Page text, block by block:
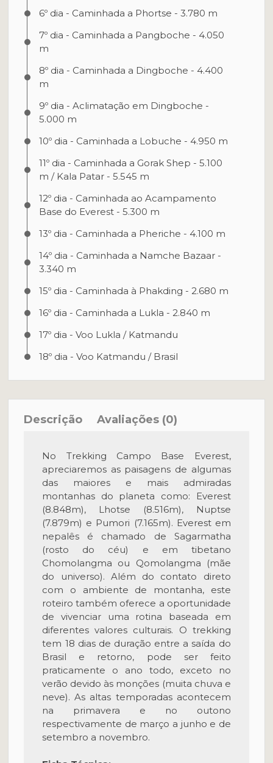
6º dia - Caminhada a Phortse - 3.780 m
7º dia - Caminhada a Pangboche - 4.050
m
8º dia - Caminhada a Dingboche - 4.400
m
9º dia - Aclimatação em Dingboche -
5.000 m
10º dia - Caminhada a Lobuche - 4.950 m
11º dia - Caminhada a Gorak Shep - 5.100
m / Kala Patar - 5.545 m
12º dia - Caminhada ao Acampamento
Base do Everest - 5.300 m
13º dia - Caminhada a Pheriche - 4.100 m
14º dia - Caminhada a Namche Bazaar -
3.340 m
15º dia - Caminhada à Phakding - 2.680 m
16º dia - Caminhada a Lukla - 2.840 m
17º dia - Voo Lukla / Katmandu
18º dia - Voo Katmandu / Brasil
Descrição Avaliações (0)
No Trekking Campo Base Everest,
apreciaremos as paisagens de algumas
das maiores e mais admiradas
montanhas do planeta como: Everest
(8.848m), Lhotse (8.516m), Nuptse
(7.879m) e Pumori (7.165m). Everest em
nepalês é chamado de Sagarmatha
(rosto do céu) e em tibetano
Chomolangma ou Qomolangma (mãe
do universo). Além do contato direto
com o ambiente de montanha, este
roteiro também oferece a oportunidade
de vivenciar uma rotina baseada em
diferentes valores culturais. O trekking
tem 18 dias de duração entre a saída do
Brasil e retorno, pode ser feito
praticamente o ano todo, exceto no
verão devido às monções (muita chuva e
neve). As altas temporadas acontecem
na primavera e no outono
respectivamente de março a junho e de
setembro a novembro.